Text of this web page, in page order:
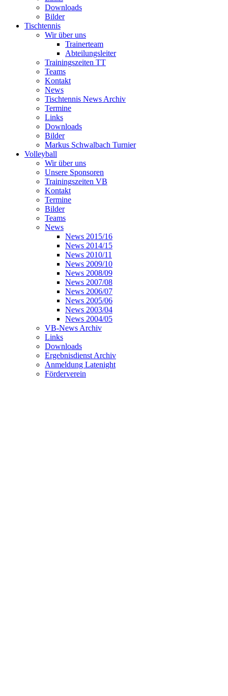
Downloads
Bilder
Tischtennis
Wir über uns
Trainerteam
Abteilungsleiter
Trainingszeiten TT
Teams
Kontakt
News
Tischtennis News Archiv
Termine
Links
Downloads
Bilder
Markus Schwalbach Turnier
Volleyball
Wir über uns
Unsere Sponsoren
Trainingszeiten VB
Kontakt
Termine
Bilder
Teams
News
News 2015/16
News 2014/15
News 2010/11
News 2009/10
News 2008/09
News 2007/08
News 2006/07
News 2005/06
News 2003/04
News 2004/05
VB-News Archiv
Links
Downloads
Ergebnisdienst Archiv
Anmeldung Latenight
Förderverein